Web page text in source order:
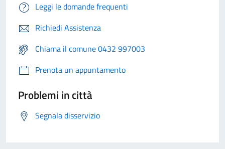
Leggi le domande frequenti
Richiedi Assistenza
Chiama il comune 0432 997003
Prenota un appuntamento
Problemi in città
Segnala disservizio